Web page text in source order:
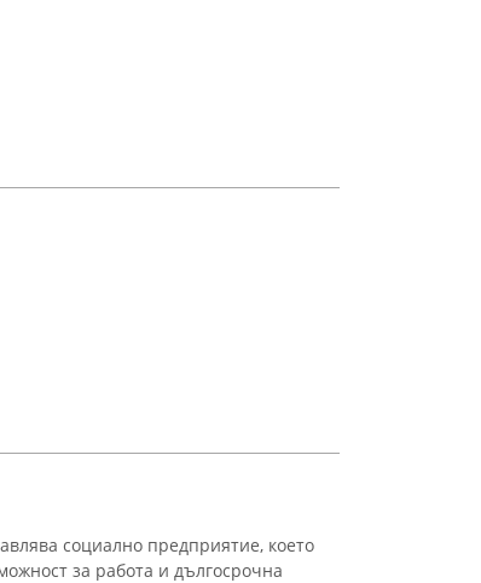
социално предприятие, което
за работа и дългосрочна